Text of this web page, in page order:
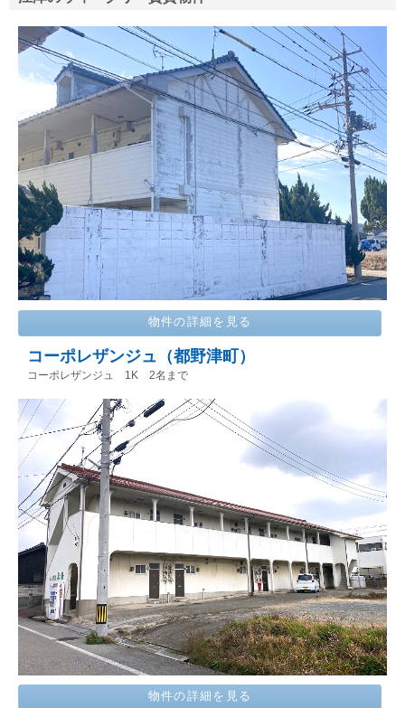
物件の詳細を見る
コーポレザンジュ（都野津町）
コーポレザンジュ 1K 2名まで
物件の詳細を見る